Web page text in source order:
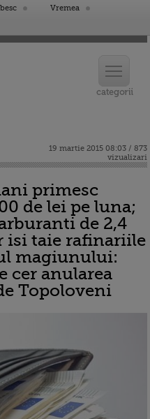
Vremea
19 martie 2015 08:03 / 873
vizualizari
primesc
de lei pe luna;
de 2,4
isi taie rafinariile
magiunului:
cer anularea
Topoloveni